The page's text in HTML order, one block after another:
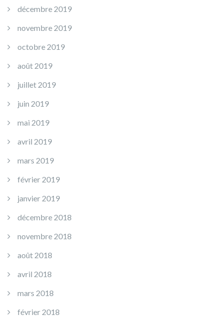
décembre 2019
novembre 2019
octobre 2019
août 2019
juillet 2019
juin 2019
mai 2019
avril 2019
mars 2019
février 2019
janvier 2019
décembre 2018
novembre 2018
août 2018
avril 2018
mars 2018
février 2018